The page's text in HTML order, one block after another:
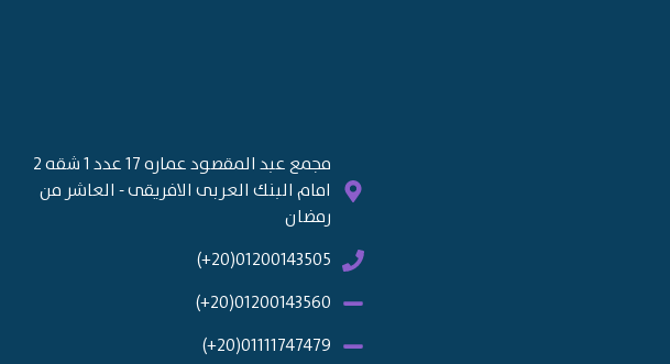
مجمع عبد المقصود عماره 17 عدد 1 شقه 2
امام البنك العربى الافريقى - العاشر من
رمضان
01200143505(20+)
01200143560(20+)
01111747479(20+)